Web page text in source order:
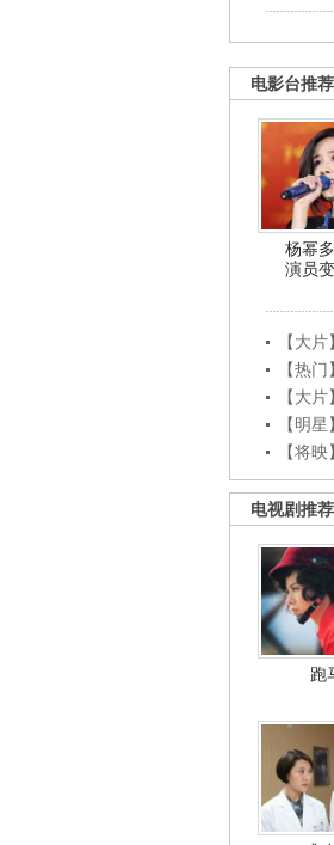
电影台推荐
杨幂
演员
【大
【热
【大
【明
【将
电视剧推荐
跑